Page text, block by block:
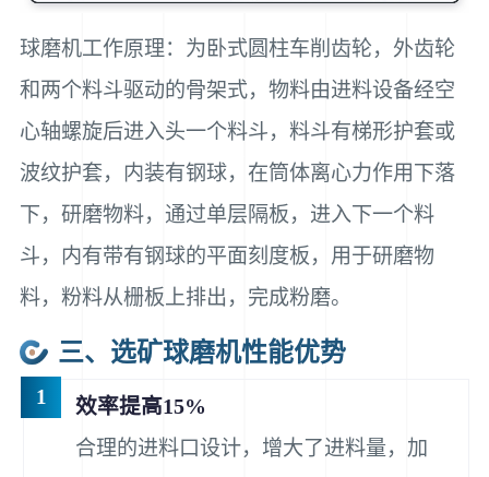
球磨机工作原理：为卧式圆柱车削齿轮，外齿轮
和两个料斗驱动的骨架式，物料由进料设备经空
心轴螺旋后进入头一个料斗，料斗有梯形护套或
波纹护套，内装有钢球，在筒体离心力作用下落
下，研磨物料，通过单层隔板，进入下一个料
斗，内有带有钢球的平面刻度板，用于研磨物
料，粉料从栅板上排出，完成粉磨。
三、选矿球磨机性能优势
1 效率提高15%
合理的进料口设计，增大了进料量，加